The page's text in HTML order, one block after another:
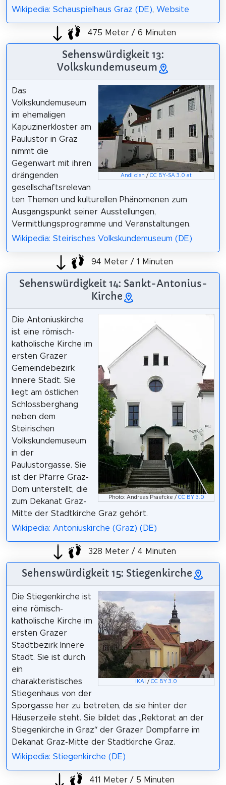
Wikipedia: Schauspielhaus Graz (DE), Website
475 Meter / 6 Minuten
Sehenswürdigkeit 13:
Volkskundemuseum
Andi oisn /CC BY-SA 3.0 at
Das
Volkskundemuseum
im ehemaligen
Kapuzinerkloster am
Paulustor in Graz
nimmt die
Gegenwart mit ihren
drängenden
gesellschaftsrelevan
ten Themen und kulturellen Phänomenen zum
Ausgangspunkt seiner Ausstellungen,
Vermittlungsprogramme und Veranstaltungen.
Wikipedia: Steirisches Volkskundemuseum (DE)
94 Meter / 1 Minuten
Sehenswürdigkeit 14: Sankt-Antonius-
Kirche
Photo: Andreas Praefcke / CC BY 3.0
Die Antoniuskirche
ist eine römisch-
katholische Kirche im
ersten Grazer
Gemeindebezirk
Innere Stadt. Sie
liegt am östlichen
Schlossberghang
neben dem
Steirischen
Volkskundemuseum
in der
Paulustorgasse. Sie
ist der Pfarre Graz-
Dom unterstellt, die
zum Dekanat Graz-
Mitte der Stadtkirche Graz gehört.
Wikipedia: Antoniuskirche (Graz) (DE)
328 Meter / 4 Minuten
Sehenswürdigkeit 15: Stiegenkirche
IKAl /CC BY 3.0
Die Stiegenkirche ist
eine römisch-
katholische Kirche im
ersten Grazer
Stadtbezirk Innere
Stadt. Sie ist durch
ein
charakteristisches
Stiegenhaus von der
Sporgasse her zu betreten, da sie hinter der
Häuserzeile steht. Sie bildet das „Rektorat an der
Stiegenkirche in Graz“ der Grazer Dompfarre im
Dekanat Graz-Mitte der Stadtkirche Graz.
Wikipedia: Stiegenkirche (DE)
411 Meter / 5 Minuten